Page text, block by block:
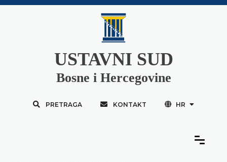
USTAVNI SUD
Bosne i Hercegovine
PRETRAGA KONTAKT HR